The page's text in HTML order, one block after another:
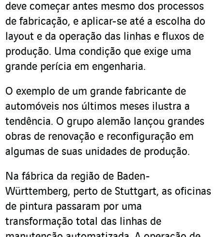
deve começar antes mesmo dos processos
de fabricação, e aplicar-se até a escolha do
layout e da operação das linhas e fluxos de
produção. Uma condição que exige uma
grande perícia em engenharia.
O exemplo de um grande fabricante de
automóveis nos últimos meses ilustra a
tendência. O grupo alemão lançou grandes
obras de renovação e reconfiguração em
algumas de suas unidades de produção.
Na fábrica da região de Baden-
Württemberg, perto de Stuttgart, as oficinas
de pintura passaram por uma
transformação total das linhas de